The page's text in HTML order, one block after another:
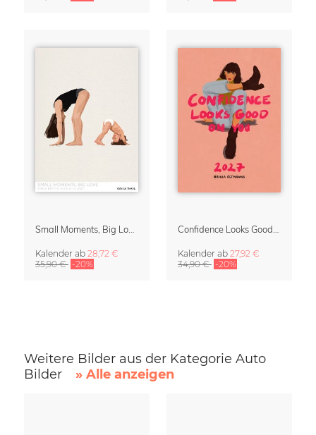
Small Moments, Big Love – Mutterschaftskalender von Giselle Dekel
Kalender ab 28,72 €
35,90 € -20%
Confidence Looks Good On You Kalender 2027
Kalender ab 27,92 €
34,90 € -20%
Weitere Bilder aus der Kategorie Auto
Bilder
» Alle anzeigen